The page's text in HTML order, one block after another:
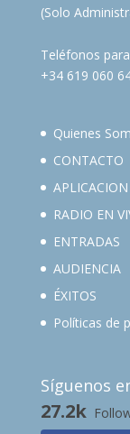
(Solo
Teléfonos
+34 619 060
Quienes
CONTACTO
APLICACION
RADIO EN
ENTRADAS
AUDIENCIA
ÉXITOS
Políticas de
Síguenos
27.2k